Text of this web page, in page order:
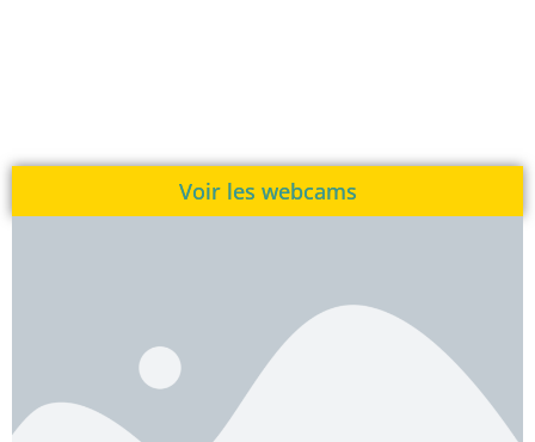
Voir les webcams